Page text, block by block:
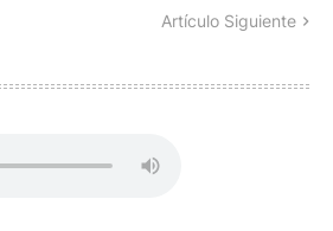
Artículo Siguiente